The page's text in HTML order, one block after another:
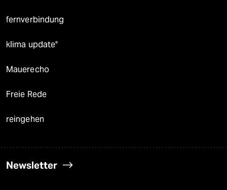
fernverbindung
klima update°
Mauerecho
Freie Rede
reingehen
Newsletter